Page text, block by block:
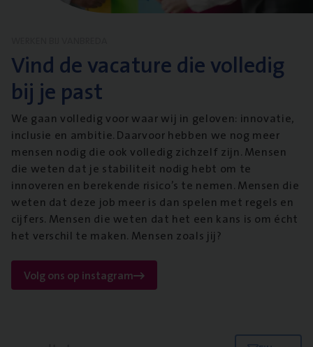
Vind de vacature die volledig
bij je past
We gaan volledig voor waar wij in geloven: innovatie,
inclusie en ambitie. Daarvoor hebben we nog meer
mensen nodig die ook volledig zichzelf zijn. Mensen
die weten dat je stabiliteit nodig hebt om te
innoveren en berekende risico’s te nemen. Mensen die
weten dat deze job meer is dan spelen met regels en
cijfers. Mensen die weten dat het een kans is om écht
het verschil te maken. Mensen zoals jij?
Volg ons op instagram